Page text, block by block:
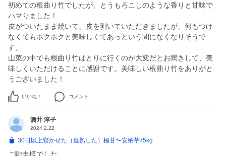
初めての根曲り竹でしたが、とうもろこしのような香りと甘味で
ハマりました！
皮がついたまま焼いて、皮を剥いていただきましたが、何もつけ
なくてもホクホクと美味しくてあっという間になくなりそうで
す。
山菜の中でも根曲り竹はとりに行くのが大変だとお聞きして、美
味しくいただけることに感謝です。美味しい根曲り竹をありがと
うございました！
いいね！ コメント
酒井 淳子
2024.2.22
30日以上寝かせた（追熟した）極甘〜安納芋♪5kg
ご馳走様でした。